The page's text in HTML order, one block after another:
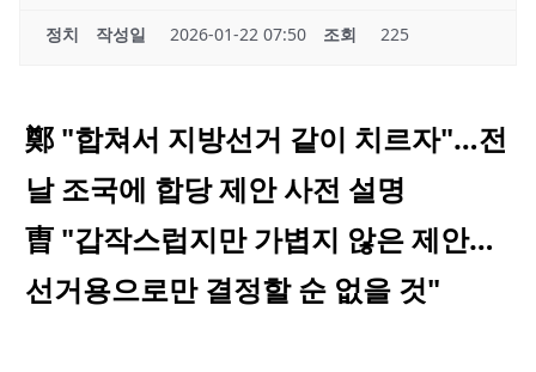
정치 작성일 2026-01-22 07:50 조회 225
鄭 "합쳐서 지방선거 같이 치르자"…전
날 조국에 합당 제안 사전 설명
曺 "갑작스럽지만 가볍지 않은 제안…
선거용으로만 결정할 순 없을 것"